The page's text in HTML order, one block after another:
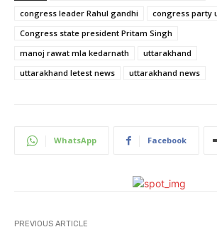
congress leader Rahul gandhi
congress party
Congress state president Pritam Singh
manoj rawat mla kedarnath
uttarakhand
uttarakhand letest news
uttarakhand news
WhatsApp Facebook
PREVIOUS ARTICLE